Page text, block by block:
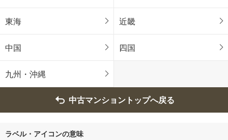
東海 近畿
中国 四国
九州・沖縄
中古マンショントップへ戻る
ラベル・アイコンの意味